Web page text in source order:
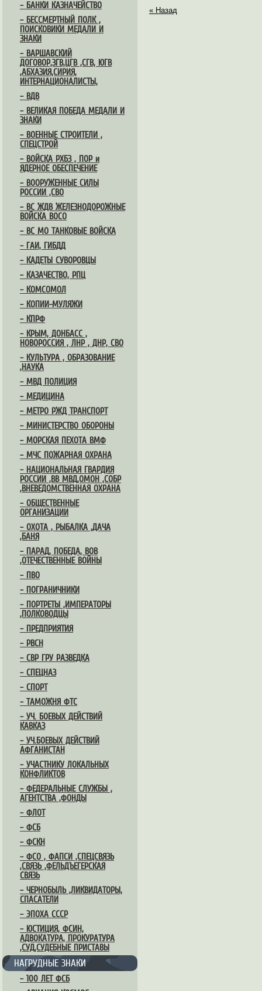
– БАНКИ КАЗНАЧЕЙСТВО
– БЕССМЕРТНЫЙ ПОЛК ,
ПОИСКОВИКИ МЕДАЛИ И
ЗНАКИ
– ВАРШАВСКИЙ
ДОГОВОР,ЗГВ,ЦГВ ,СГВ, ЮГВ
,АБХАЗИЯ,СИРИЯ,
ИНТЕРНАЦИОНАЛИСТЫ,
– ВДВ
– ВЕЛИКАЯ ПОБЕДА МЕДАЛИ И
ЗНАКИ
– ВОЕННЫЕ СТРОИТЕЛИ ,
СПЕЦСТРОЙ
– ВОЙСКА РХБЗ , ПОР и
ЯДЕРНОЕ ОБЕСПЕЧЕНИЕ
– ВООРУЖЕННЫЕ СИЛЫ
РОССИИ ,СВО
– ВС ЖДВ ЖЕЛЕЗНОДОРОЖНЫЕ
ВОЙСКА ВОСО
– ВС МО ТАНКОВЫЕ ВОЙСКА
– ГАИ, ГИБДД
– КАДЕТЫ СУВОРОВЦЫ
– КАЗАЧЕСТВО, РПЦ
– КОМСОМОЛ
– КОПИИ-МУЛЯЖИ
– КПРФ
– КРЫМ, ДОНБАСС ,
НОВОРОССИЯ , ЛНР , ДНР, СВО
– КУЛЬТУРА , ОБРАЗОВАНИЕ
,НАУКА
– МВД ПОЛИЦИЯ
– МЕДИЦИНА
– МЕТРО РЖД ТРАНСПОРТ
– МИНИСТЕРСТВО ОБОРОНЫ
– МОРСКАЯ ПЕХОТА ВМФ
– МЧС ПОЖАРНАЯ ОХРАНА
– НАЦИОНАЛЬНАЯ ГВАРДИЯ
РОССИИ ,ВВ МВД,ОМОН ,СОБР
,ВНЕВЕДОМСТВЕННАЯ ОХРАНА
– ОБЩЕСТВЕННЫЕ
ОРГАНИЗАЦИИ
– ОХОТА , РЫБАЛКА ,ДАЧА
,БАНЯ
– ПАРАД, ПОБЕДА, ВОВ
,ОТЕЧЕСТВЕННЫЕ ВОЙНЫ
– ПВО
– ПОГРАНИЧНИКИ
– ПОРТРЕТЫ ,ИМПЕРАТОРЫ
,ПОЛКОВОДЦЫ
– ПРЕДПРИЯТИЯ
– РВСН
– СВР ГРУ РАЗВЕДКА
– СПЕЦНАЗ
– СПОРТ
– ТАМОЖНЯ ФТС
– УЧ. БОЕВЫХ ДЕЙСТВИЙ
КАВКАЗ
– УЧ.БОЕВЫХ ДЕЙСТВИЙ
АФГАНИСТАН
– УЧАСТНИКУ ЛОКАЛЬНЫХ
КОНФЛИКТОВ
– ФЕДЕРАЛЬНЫЕ СЛУЖБЫ ,
АГЕНТСТВА ,ФОНДЫ
– ФЛОТ
– ФСБ
– ФСКН
– ФСО , ФАПСИ ,СПЕЦСВЯЗЬ
,СВЯЗЬ ,ФЕЛЬДЪЕГЕРСКАЯ
СВЯЗЬ
– ЧЕРНОБЫЛЬ ,ЛИКВИДАТОРЫ,
СПАСАТЕЛИ
– ЭПОХА СССР
– ЮСТИЦИЯ, ФСИН,
АДВОКАТУРА, ПРОКУРАТУРА
,СУД,СУДЕБНЫЕ ПРИСТАВЫ
НАГРУДНЫЕ ЗНАКИ
– 100 ЛЕТ ФСБ
« Назад